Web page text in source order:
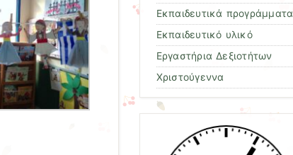
Εκπαιδευτικά προγράμματα
Εκπαιδευτικό υλικό
Εργαστήρια Δεξιοτήτων
Χριστούγεννα